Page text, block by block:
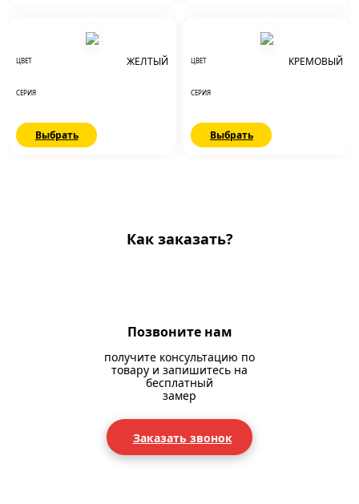
ЦВЕТ ЖЕЛТЫЙ
СЕРИЯ
Выбрать
ЦВЕТ КРЕМОВЫЙ
СЕРИЯ
Выбрать
Как заказать?
Позвоните нам
получите консультацию по
товару и запишитесь на
бесплатный
замер
Заказать звонок